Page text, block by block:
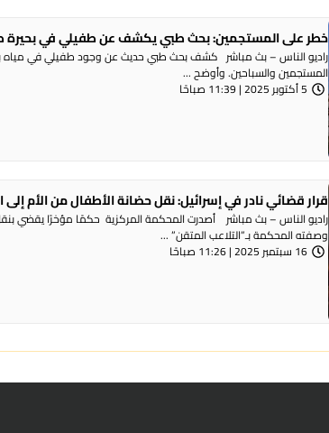
خطر على المستجمين: بحث طبي يكشف عن طفيلي في بحيرة
راديو الناس – بث مباشر كشف بحث طبي حديث عن وجود طفيلي في مياه
المستجمين والسباحين. وأوضح ...
5 أكتوبر 2025 | 11:39 صباحًا
قرار قضائي نادر في إسرائيل: نقل حضانة الأطفال من الأم إلى
راديو الناس – بث مباشر أصدرت المحكمة المركزية حكمًا مؤخرًا يقضي
وصفته المحكمة بـ”التلاعب المتقن” ...
16 سبتمبر 2025 | 11:26 صباحًا